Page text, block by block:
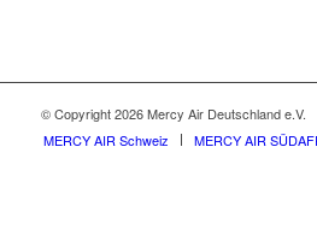
© Copyright 2026 Mercy Air Deutschland e.V.
MERCY AIR Schweiz
MERCY AIR